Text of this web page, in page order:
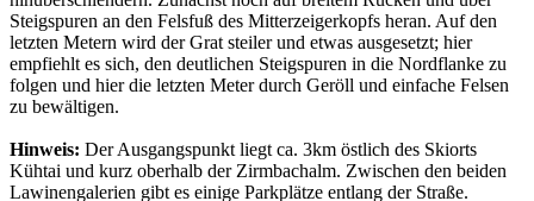
Steigspuren an den Felsfuß des Mitterzeigerkopfs heran. Auf den
letzten Metern wird der Grat steiler und etwas ausgesetzt; hier
empfiehlt es sich, den deutlichen Steigspuren in die Nordflanke zu
folgen und hier die letzten Meter durch Geröll und einfache Felsen
zu bewältigen.
Hinweis: Der Ausgangspunkt liegt ca. 3km östlich des Skiorts
Kühtai und kurz oberhalb der Zirmbachalm. Zwischen den beiden
Lawinengalerien gibt es einige Parkplätze entlang der Straße.